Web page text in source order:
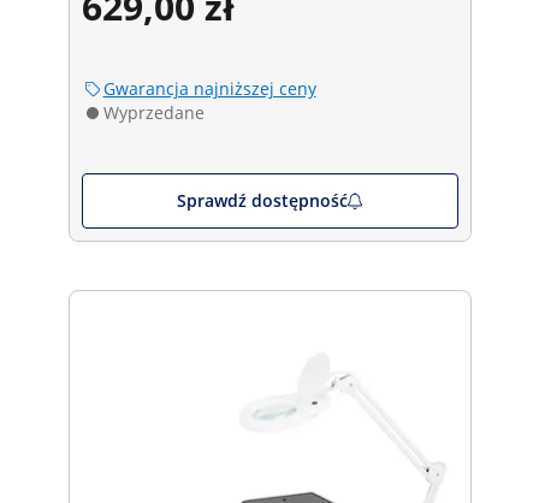
Gwarancja najniższej ceny
Wyprzedane
Sprawdź dostępność